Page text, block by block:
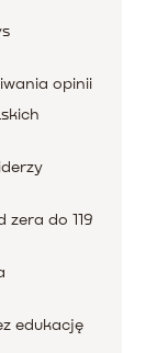
opinii
do 119
edukację